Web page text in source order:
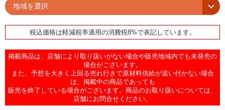
商品のご案内トップ
今週の新商品
商品カテゴリ一覧
セール・キャンペーン
サービス
nanacoトップ
企業情報トップ
私たちの取組み
地域を選択
税込価格は軽減税率適用の消費税8%で表記しています。
掲載商品は、店舗により取り扱いがない場合や販売地域内でも未発売の
場合がございます。
また、予想を大きく上回る売れ行きで原材料供給が追い付かない場合
は、掲載中の商品であっても
販売を終了している場合がございます。商品のお取り扱いについては、
店舗にお問合せください。